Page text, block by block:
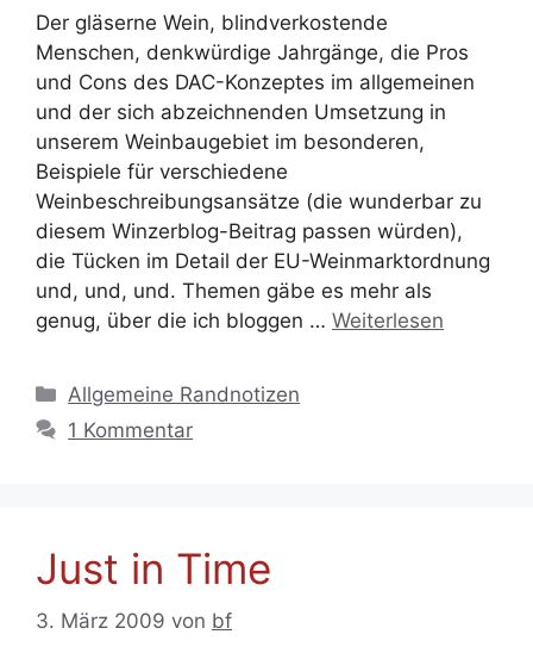
Der gläserne Wein, blindverkostende
Menschen, denkwürdige Jahrgänge, die Pros
und Cons des DAC-Konzeptes im allgemeinen
und der sich abzeichnenden Umsetzung in
unserem Weinbaugebiet im besonderen,
Beispiele für verschiedene
Weinbeschreibungsansätze (die wunderbar zu
diesem Winzerblog-Beitrag passen würden),
die Tücken im Detail der EU-Weinmarktordnung
und, und, und. Themen gäbe es mehr als
genug, über die ich bloggen … Weiterlesen
Kategorien
Allgemeine Randnotizen
1 Kommentar
Just in Time
3. März 2009 von bf